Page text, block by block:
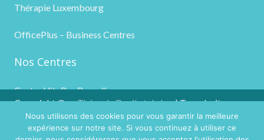
Thérapie Luxembourg
OfficePlus – Business Centres
Nos Centres
Centre VitaPsy Bruxelles
Copyright ©
2026
Thérapie Deuil et de la
Perte
| Tous droits
réservés.
Powered byPrivium – Des services qui soutiennent vos
Nous utilisons des cookies pour vous garantir la meilleure
expérience sur notre site. Si vous continuez à utiliser ce